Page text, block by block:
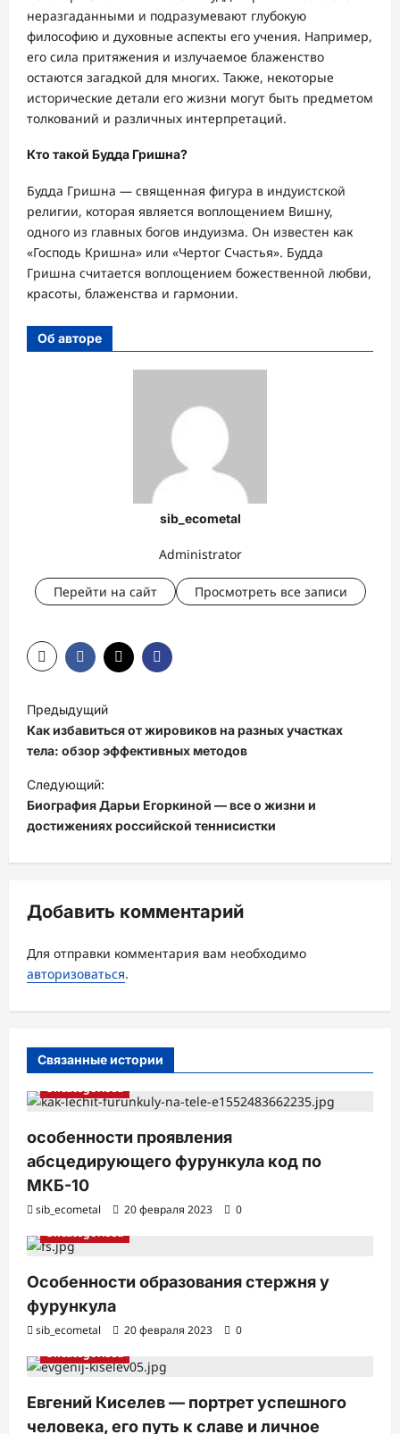
неразгаданными и подразумевают глубокую
философию и духовные аспекты его учения. Например,
его сила притяжения и излучаемое блаженство
остаются загадкой для многих. Также, некоторые
исторические детали его жизни могут быть предметом
толкований и различных интерпретаций.
Кто такой Будда Гришна?
Будда Гришна — священная фигура в индуистской
религии, которая является воплощением Вишну,
одного из главных богов индуизма. Он известен как
«Господь Кришна» или «Чертог Счастья». Будда
Гришна считается воплощением божественной любви,
красоты, блаженства и гармонии.
Об авторе
sib_ecometal
Administrator
Перейти на сайт Просмотреть все записи
Н
а
в
и
г
а
ц
я
з
а
и
Предыдущий
Как избавиться от жировиков на разных участках
тела: обзор эффективных методов
Следующий:
Биография Дарьи Егоркиной — все о жизни и
достижениях российской теннисистки
Добавить комментарий
Для отправки комментария вам необходимо
авторизоваться.
Связанные истории
Uncategorised
особенности проявления
абсцедирующего фурункула код по
МКБ-10
sib_ecometal 20 февраля 2023
0
Uncategorised
Особенности образования стержня у
фурункула
sib_ecometal 20 февраля 2023
0
Uncategorised
Евгений Киселев — портрет успешного
человека, его путь к славе и личное